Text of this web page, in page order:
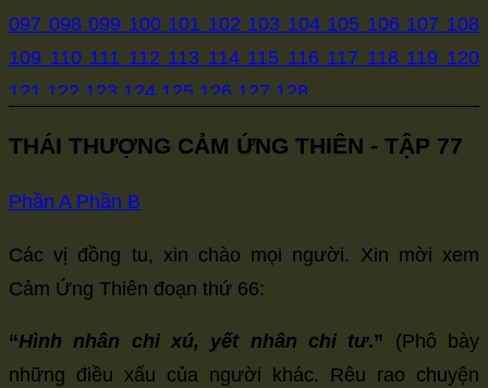
size.size.size.
097 098 099 100 101 102 103 104 105 106 107 108
109 110 111 112 113 114 115 116 117 118 119 120
121 122 123 124 125 126 127 128
THÁI THƯỢNG CẢM ỨNG THIÊN - TẬP 77
Phần A Phần B
Các vị đồng tu, xin chào mọi người. Xin mời xem
Cảm Ứng Thiên đoạn thứ 66:
“Hình nhân chi xú, yết nhân chi tư.” (Phô bày
những điều xấu của người khác. Rêu rao chuyện